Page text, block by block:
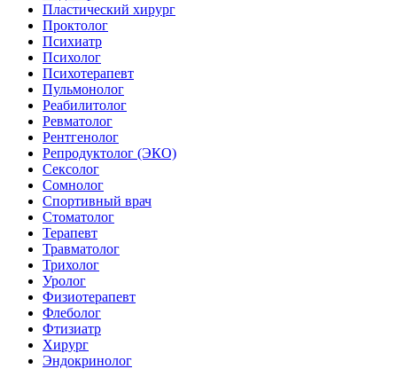
Пластический хирург
Проктолог
Психиатр
Психолог
Психотерапевт
Пульмонолог
Реабилитолог
Ревматолог
Рентгенолог
Репродуктолог (ЭКО)
Сексолог
Сомнолог
Спортивный врач
Стоматолог
Терапевт
Травматолог
Трихолог
Уролог
Физиотерапевт
Флеболог
Фтизиатр
Хирург
Эндокринолог